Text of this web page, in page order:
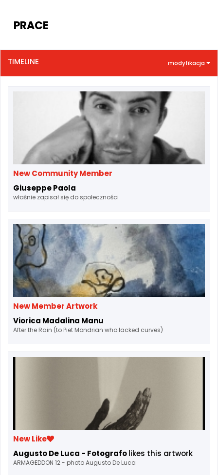
PRACE
TIMELINE modyfikacja
New Community Member
Giuseppe Paola
właśnie zapisał się do społeczności
New Member Artwork
Viorica Madalina Manu
After the Rain (to Piet Mondrian who lacked curves)
New Like
Augusto De Luca - Fotografolikes this artwork
ARMAGEDDON 12 - photo Augusto De Luca